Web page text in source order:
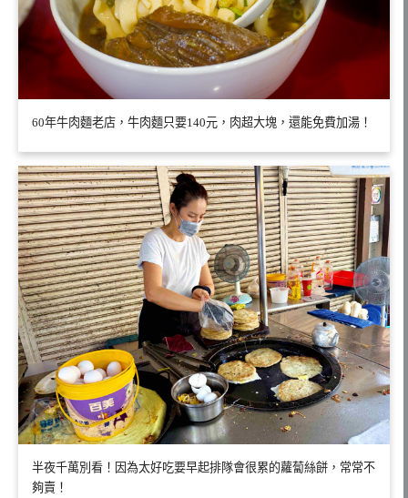
60年牛肉麵老店，牛肉麵只要140元，肉超大塊，還能免費加湯！
半夜千萬別看！因為太好吃要早起排隊會很累的蘿蔔絲餅，常常不
夠賣！